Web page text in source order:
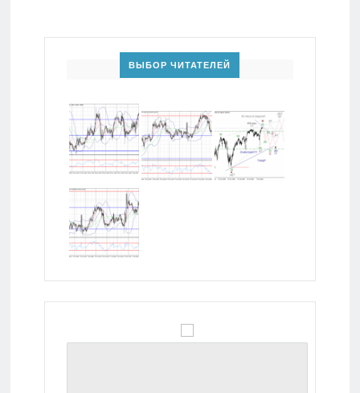
ВЫБОР ЧИТАТЕЛЕЙ